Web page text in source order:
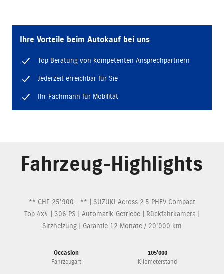
Ihre Vorteile beim Autokauf bei uns
Top Beratung von kompetenten Ansprechpartnern
Jederzeit erreichbar für Sie
Ihr Fachmann für Mobilität
Fahrzeug-Highlights
** CHF 25'900.– ** | SUZUKI Across 2.5 PHEV Compact
Top 4x4 | 306 PS | Automatik-Getriebe | Rückfahrkamera |
Sitzheizung | Garantie 12 Monate / 20'000 km
Occasion
Fahrzeugart
105'000
Kilometerstand